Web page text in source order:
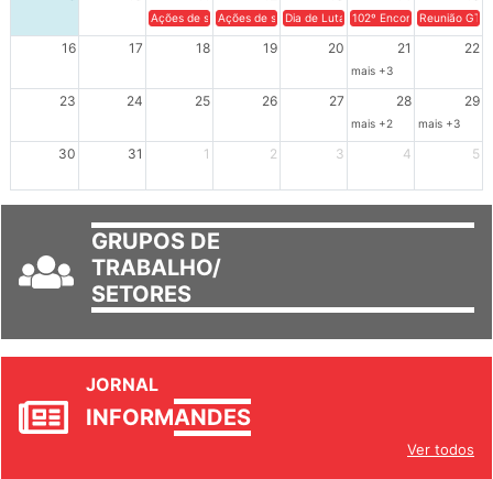
Ações de solidariedade a Cuba no Rio Grande do Sul - 100
Ações de solidariedade a Cuba no Rio Grande do
Dia de Luta em Defesa de Cuba e da
102º Encontro da
Reunião
16 17 18 19 20 21 22
mais +3
23 24 25 26 27 28 29
mais +2 mais +3
30 31 1 2 3 4 5
GRUPOS DE
TRABALHO/
SETORES
JORNAL
INFORMANDES
Ver todos